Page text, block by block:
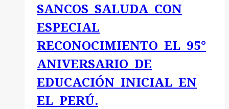
postulantes
admitidos
y
no
admitidos
para
el
proceso
SANCOS SALUDA CON
ESPECIAL
RECONOCIMIENTO EL 95°
ANIVERSARIO DE
EDUCACIÓN INICIAL EN
EL PERÚ.